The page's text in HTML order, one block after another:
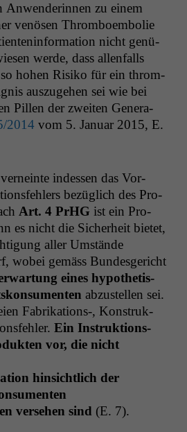
Anwen­derin­nen zu einem
venösen Throm­boem­bolie
nicht genü­
werde, dass allen­falls
hohen Risiko für ein throm­
auszuge­hen sei wie bei
Pillen der zweit­en Gen­er­a­
/2014 vom 5. Jan­u­ar 2015, E.
indessen das Vor­
bezüglich des Pro­
Art. 4 PrHG ist ein Pro­
es nicht die Sicher­heit bietet,
aller Umstände
wobei gemäss Bun­des­gericht
eines hypo­thetis­
abzustellen sei.
Fabrikations‑, Kon­struk­
Ein Instruk­tions­
vor, die nicht
hin­sichtlich der
verse­hen sind (E. 7).